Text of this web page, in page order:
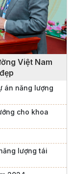
Việt Nam
án năng lượng
cho khoa
lượng tái